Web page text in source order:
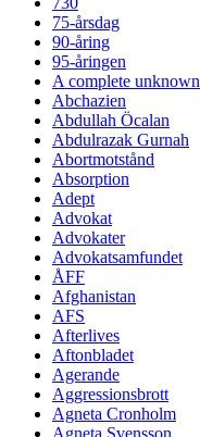
75-årsdag
90-åring
95-åringen
A complete unknown
Abchazien
Abdullah Öcalan
Abdulrazak Gurnah
Abortmotstånd
Absorption
Adept
Advokat
Advokater
Advokatsamfundet
ÅFF
Afghanistan
AFS
Afterlives
Aftonbladet
Agerande
Aggressionsbrott
Agneta Cronholm
Agneta Svensson